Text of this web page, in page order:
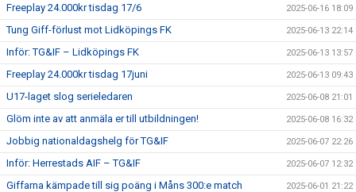
Freeplay 24.000kr tisdag 17/6 2025-06-16 18:09
Tung Giff-förlust mot Lidköpings FK 2025-06-13 22:14
Inför: TG&IF – Lidköpings FK 2025-06-13 13:57
Freeplay 24.000kr tisdag 17juni 2025-06-13 09:43
U17-laget slog serieledaren 2025-06-08 21:01
Glöm inte av att anmäla er till utbildningen! 2025-06-08 16:32
Jobbig nationaldagshelg för TG&IF 2025-06-07 22:26
Inför: Herrestads AIF – TG&IF 2025-06-07 12:32
Giffarna kämpade till sig poäng i Måns 300:e match 2025-06-01 21:22